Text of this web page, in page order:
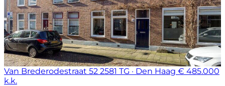
Van Brederodestraat 52 2581 TG · Den Haag € 485.000
k.k.